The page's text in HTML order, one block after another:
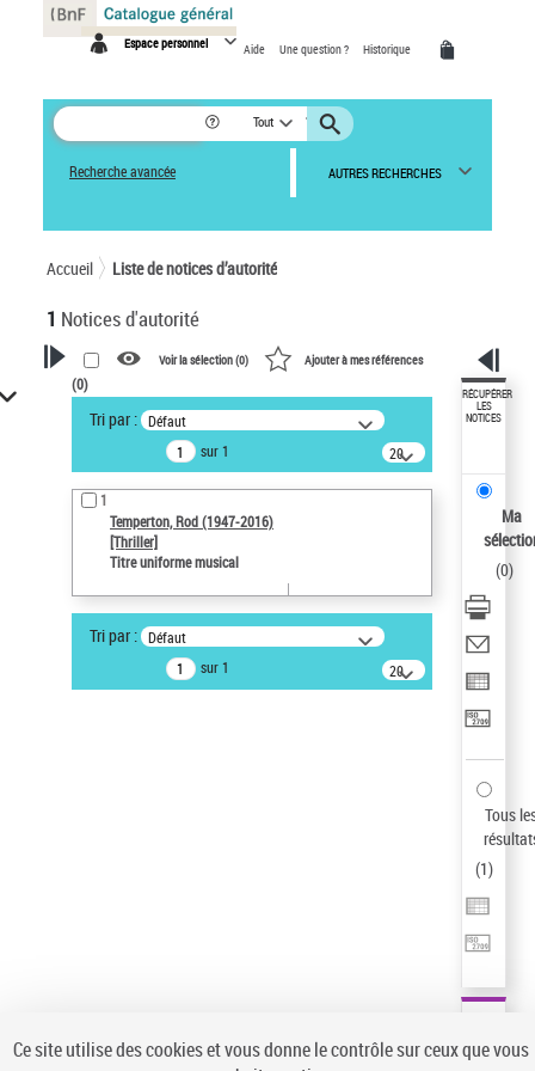
Espace personnel Aide Une question ? Historique
Tout
Recherche avancée AUTRES RECHERCHES
Accueil Liste de notices d’autorité
1 Notices d'autorité
VOTRE RECHERCHE
Recherche avancée dans les
notices d’autorité
Œuvres liées à l'auteur :
Temperton, Rod (1947-2016)
Type de notice d'autorité
Voir la sélection (0) Ajouter à mes références
(0)
Tri par : Défaut
sur 1
20
résultats/page
1
Temperton, Rod (1947-2016)
[Thriller]
Titre uniforme musical
Tri par : Défaut
sur 1
20
résultats/page
RÉCUPÉRER
LES
NOTICES
Ma
(0)
Tous
(1)
Panneau de gestion des cookies
Ce site utilise des cookies et vous donne le contrôle sur ceux que vous